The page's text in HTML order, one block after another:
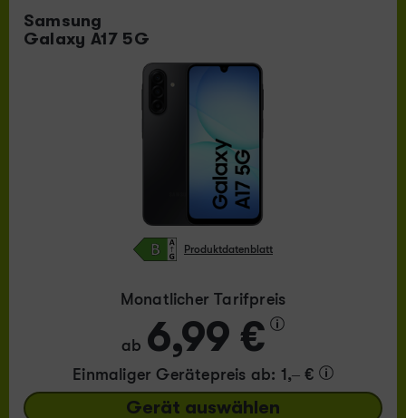
Samsung
Galaxy A17 5G
Produktdatenblatt
Monatlicher Tarifpreis
ab 6,99 €
Einmaliger Gerätepreis ab: 1,– €
Gerät auswählen